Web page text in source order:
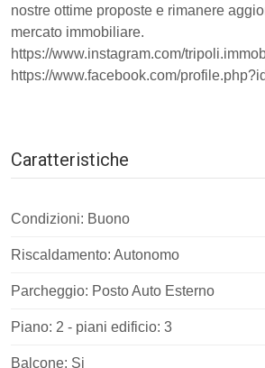
nostre ottime proposte e rimanere
mercato immobiliare.
https://www.instagram.com/
https://www.facebook.com/
Caratteristiche
Condizioni: Buono
Riscaldamento: Autonomo
Parcheggio: Posto Auto Esterno
Piano: 2 - piani edificio: 3
Balcone: Si